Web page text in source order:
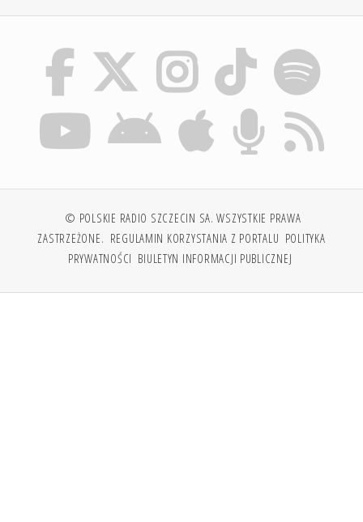
© POLSKIE RADIO SZCZECIN SA. WSZYSTKIE PRAWA
ZASTRZEŻONE. REGULAMIN KORZYSTANIA Z PORTALU POLITYKA
PRYWATNOŚCI BIULETYN INFORMACJI PUBLICZNEJ